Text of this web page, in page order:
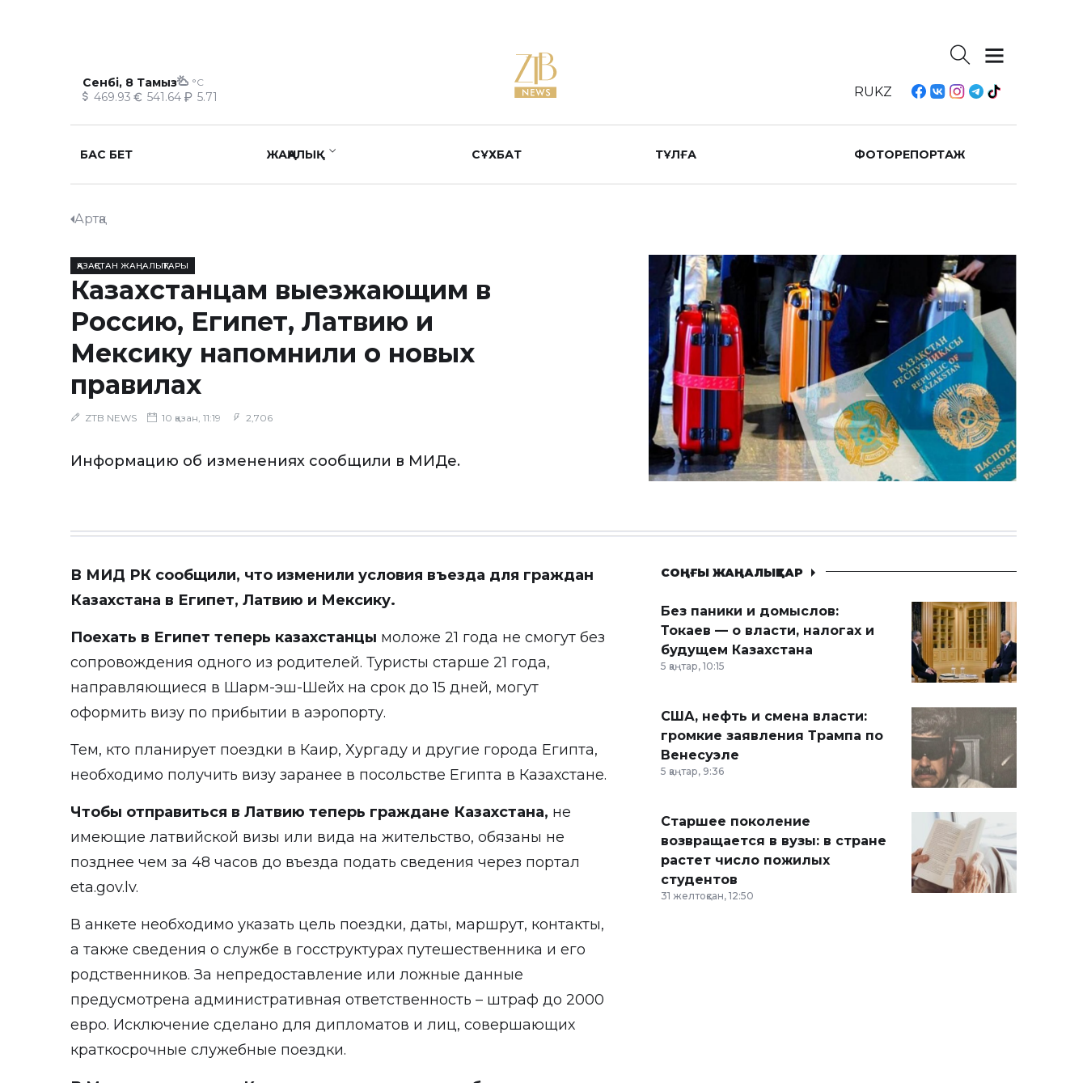
Сенбі, 8 Тамыз °C
469.93 541.64 5.71 RUKZ
БАС БЕТ ЖАҢАЛЫҚ СҰХБАТ ТҰЛҒА ФОТОРЕПОРТАЖ
Артқа
ҚАЗАҚСТАН ЖАҢАЛЫҚТАРЫ
Казахстанцам выезжающим в
Россию, Египет, Латвию и
Мексику напомнили о новых
правилах
ZTB NEWS 10 қазан, 11:19 2,706
Информацию об изменениях сообщили в МИДе.
В МИД РК сообщили, что изменили условия въезда для граждан
Казахстана в Египет, Латвию и Мексику.
Поехать в Египет теперь казахстанцы моложе 21 года не смогут без
сопровождения одного из родителей. Туристы старше 21 года,
направляющиеся в Шарм-эш-Шейх на срок до 15 дней, могут
оформить визу по прибытии в аэропорту.
Тем, кто планирует поездки в Каир, Хургаду и другие города Египта,
необходимо получить визу заранее в посольстве Египта в Казахстане.
Чтобы отправиться в Латвию теперь граждане Казахстана, не
имеющие латвийской визы или вида на жительство, обязаны не
позднее чем за 48 часов до въезда подать сведения через портал
eta.gov.lv.
В анкете необходимо указать цель поездки, даты, маршрут, контакты,
а также сведения о службе в госструктурах путешественника и его
родственников. За непредоставление или ложные данные
предусмотрена административная ответственность – штраф до 2000
евро. Исключение сделано для дипломатов и лиц, совершающих
краткосрочные служебные поездки.
СОҢҒЫ ЖАҢАЛЫҚТАР
Без паники и домыслов:
Токаев — о власти, налогах и
будущем Казахстана
5 қаңтар, 10:15
США, нефть и смена власти:
громкие заявления Трампа по
Венесуэле
5 қаңтар, 9:36
Старшее поколение
возвращается в вузы: в стране
растет число пожилых
студентов
31 желтоқсан, 12:50